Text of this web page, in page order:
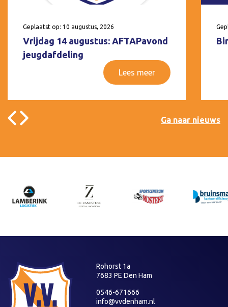
Geplaatst op: 10 augustus, 2026
Vrijdag 14 augustus: AFTAPavond
jeugdafdeling
Lees meer
Ga naar nieuws
Rohorst 1a
7683 PE Den Ham
0546-671666
info@vvdenham.nl